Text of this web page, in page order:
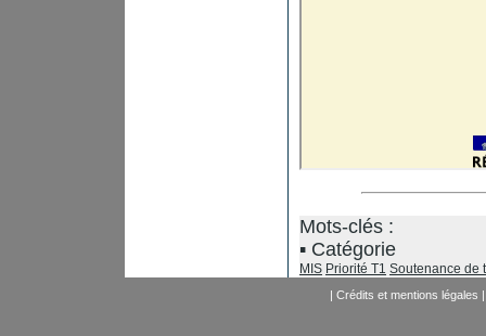
Mots-clés :
Catégorie
MIS Priorité T1 Soutenance de
| Crédits et mentions légales